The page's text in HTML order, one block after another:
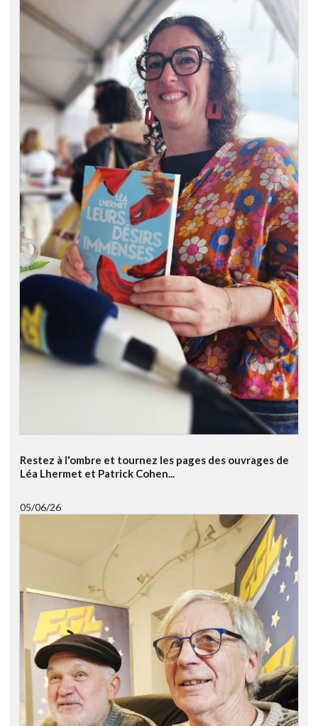
Restez à l'ombre et tournez les pages des ouvrages de
Léa Lhermet et Patrick Cohen...
05/06/26